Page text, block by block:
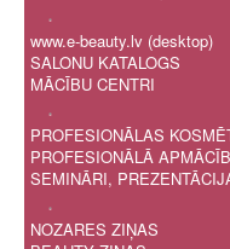
.
www.e-beauty.lv (desktop)
SALONU KATALOGS
MĀCĪBU CENTRI
.
PROFESIONĀLAS
PROFESIONĀLĀ
SEMINĀRI,
.
NOZARES ZIŅAS